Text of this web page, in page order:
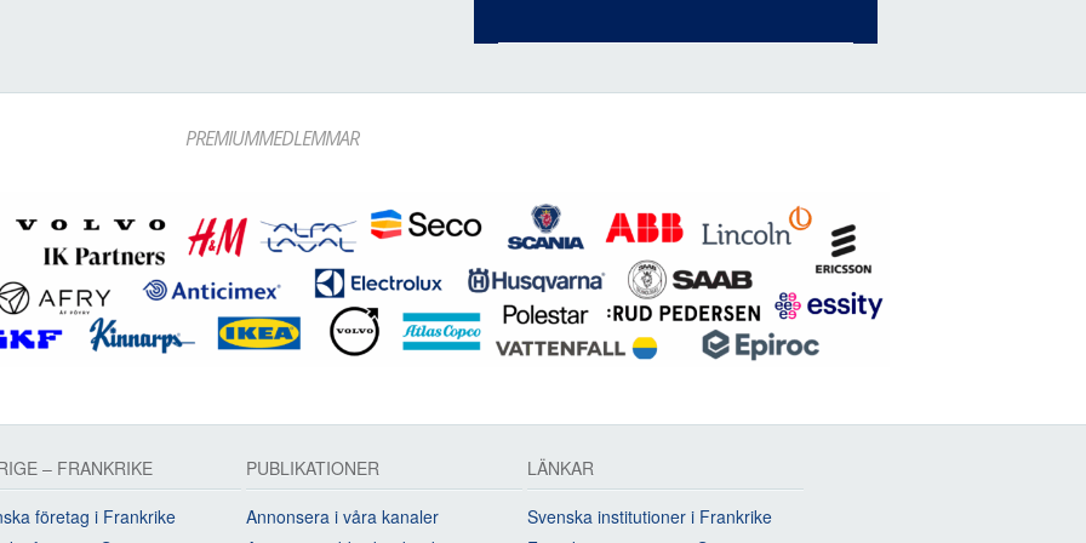
PREMIUMMEDLEMMAR
– FRANKRIKE
företag i Frankrike
PUBLIKATIONER
Annonsera i våra kanaler
LÄNKAR
Svenska institutioner i Frankrike